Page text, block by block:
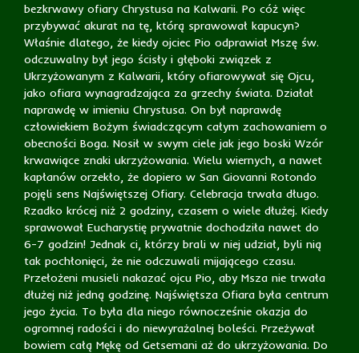
bezkrwawy ofiary Chrystusa na Kalwarii. Po cóż więc
przybywać akurat na tę, którą sprawował kapucyn?
Właśnie dlatego, że kiedy ojciec Pio odprawiał Mszę św.
odczuwalny był jego ścisły i głęboki związek z
Ukrzyżowanym z Kalwarii, który ofiarowywał się Ojcu,
jako ofiara wynagradzająca za grzechy świata. Działał
naprawdę w imieniu Chrystusa. On był naprawdę
człowiekiem Bożym świadczącym całym zachowaniem o
obecności Boga. Nosił w swym ciele jak jego boski Wzór
krwawiące znaki ukrzyżowania. Wielu wiernych, a nawet
kapłanów orzekło, że dopiero w San Giovanni Rotondo
pojęli sens Najświętszej Ofiary. Celebracja trwała długo.
Rzadko krócej niż 2 godziny, czasem o wiele dłużej. Kiedy
sprawował Eucharystię prywatnie dochodziła nawet do
6-7 godzin! Jednak ci, którzy brali w niej udział, byli nią
tak pochłonięci, że nie odczuwali mijającego czasu.
Przełożeni musieli nakazać ojcu Pio, aby Msza nie trwała
dłużej niż jedną godzinę. Najświętsza Ofiara była centrum
jego życia. To była dla niego równocześnie okazja do
ogromnej radości i do niewyrażalnej boleści. Przeżywał
bowiem całą Mękę od Getsemani aż do ukrzyżowania. Do